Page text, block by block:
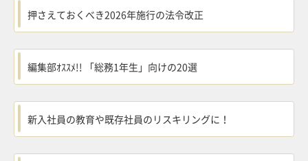
押さえておくべき2026年施行の法令改正
編集部ｵｽｽﾒ!! 「総務1年生」向けの20選
新入社員の教育や既存社員のリスキリングに！